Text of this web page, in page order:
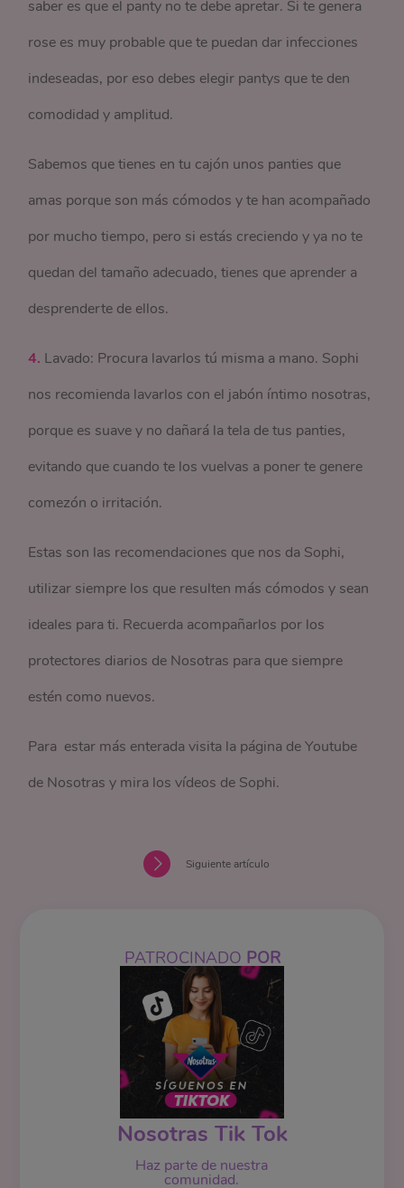
saber es que el panty no te debe apretar. Si te genera
rose es muy probable que te puedan dar infecciones
indeseadas, por eso debes elegir pantys que te den
comodidad y amplitud.
Sabemos que tienes en tu cajón unos panties que
amas porque son más cómodos y te han acompañado
por mucho tiempo, pero si estás creciendo y ya no te
quedan del tamaño adecuado, tienes que aprender a
desprenderte de ellos.
4. Lavado: Procura lavarlos tú misma a mano. Sophi
nos recomienda lavarlos con el jabón íntimo nosotras,
porque es suave y no dañará la tela de tus panties,
evitando que cuando te los vuelvas a poner te genere
comezón o irritación.
Estas son las recomendaciones que nos da Sophi,
utilizar siempre los que resulten más cómodos y sean
ideales para ti. Recuerda acompañarlos por los
protectores diarios de Nosotras para que siempre
estén como nuevos.
Para estar más enterada visita la página de Youtube
de Nosotras y mira los vídeos de Sophi.
Siguiente artículo
PATROCINADO POR
Nosotras Tik Tok
Haz parte de nuestra
comunidad.